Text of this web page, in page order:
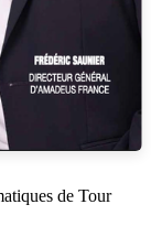
de Tour